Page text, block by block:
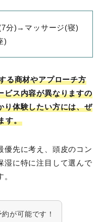
分)→マッサージ(寝)
)
る商材やアプローチ方
ビス内容が異なりますの
り体験したい方には、ぜ
す。
優先に考え、頭皮のコン
湿に特に注目して選んで
が可能です！